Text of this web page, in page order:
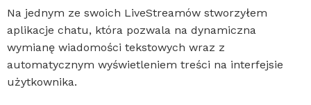
Na jednym ze swoich LiveStreamów stworzyłem
aplikacje chatu, która pozwala na dynamiczna
wymianę wiadomości tekstowych wraz z
automatycznym wyświetleniem treści na interfejsie
użytkownika.